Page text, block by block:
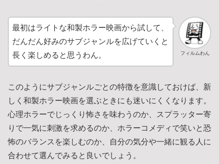
フィルムわん
最初はライトな和製ホラー映画から試して、
だんだん好みのサブジャンルを広げていくと
長く楽しめると思うわん。
このようにサブジャンルごとの特徴を意識しておけば、新
しく和製ホラー映画を選ぶときにも迷いにくくなります。
心理ホラーでじっくり怖さを味わうのか、スプラッター寄
りで一気に刺激を求めるのか、ホラーコメディで笑いと恐
怖のバランスを楽しむのか、自分の気分や一緒に観る人に
合わせて選んでみると良いでしょう。